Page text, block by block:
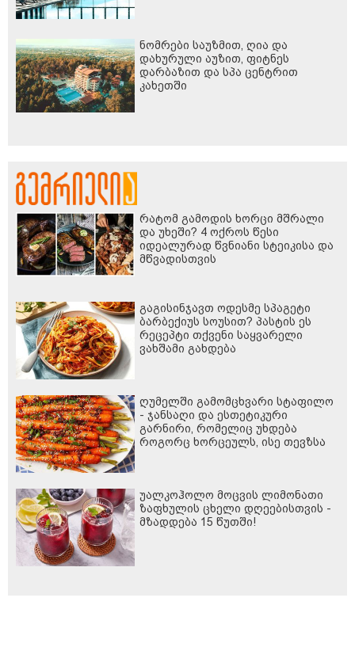
ნომრები საუზმით, ღია და
დახურული აუზით, ფიტნეს
დარბაზით და სპა ცენტრით
კახეთში
რატომ გამოდის ხორცი მშრალი
და უხეში? 4 ოქროს წესი
იდეალურად წვნიანი სტეიკისა და
მწვადისთვის
გაგისინჯავთ ოდესმე სპაგეტი
ბარბექიუს სოუსით? პასტის ეს
რეცეპტი თქვენი საყვარელი
ვახშამი გახდება
ღუმელში გამომცხვარი სტაფილო
- ჯანსაღი და ესთეტიკური
გარნირი, რომელიც უხდება
როგორც ხორცეულს, ისე თევზსა
უალკოჰოლო მოცვის ლიმონათი
ზაფხულის ცხელი დღეებისთვის -
მზადდება 15 წუთში!